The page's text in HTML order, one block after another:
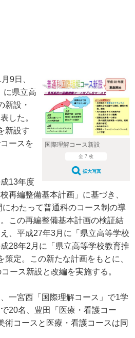
国際理解コース新設
全 7 枚
拡大写真
9日、
に県立高
新設・
した。
新設す
ースを
13年度
再編整備基本計画」に基づき、
わたって普通科のコース制の導
この再編整備基本計画の検証結
、平成27年3月に「県立高等学校
28年2月に「県立高等学校教育推
定。この新たな計画をもとに、
ース新設と改編を実施する。
一宮西「国際理解コース」で1学
20名、豊田「医療・看護コー
術コースと医療・看護コースは同